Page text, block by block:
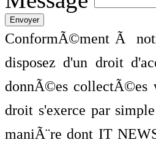
ConformÃ©ment Ã
disposez d'un droit
donnÃ©es collectÃ©es
droit s'exerce par
maniÃ¨re dont IT